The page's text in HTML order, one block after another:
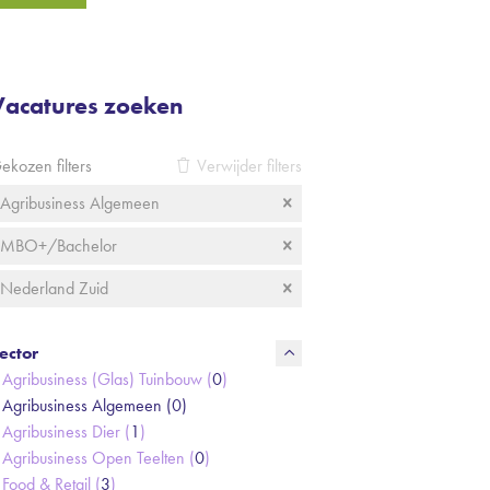
zoeken
filters
Verwijder filters
Agribusiness Algemeen
MBO+/Bachelor
Nederland Zuid
Agribusiness (Glas) Tuinbouw (0)
Agribusiness Algemeen (0)
Agribusiness Dier (1)
Agribusiness Open Teelten (0)
Food & Retail (3)